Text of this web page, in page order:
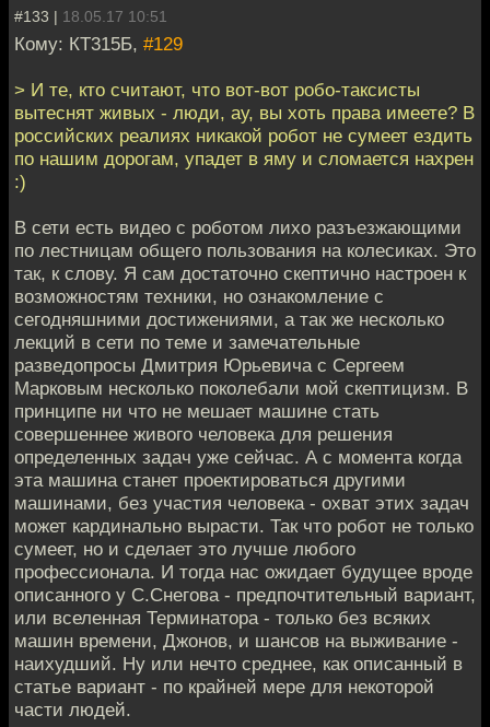
#133 | 18.05.17 10:51
Кому: КТ315Б, #129
> И те, кто считают, что вот-вот робо-таксисты
вытеснят живых - люди, ау, вы хоть права имеете? В
российских реалиях никакой робот не сумеет ездить
по нашим дорогам, упадет в яму и сломается нахрен
:)
В сети есть видео с роботом лихо разъезжающими
по лестницам общего пользования на колесиках. Это
так, к слову. Я сам достаточно скептично настроен к
возможностям техники, но ознакомление с
сегодняшними достижениями, а так же несколько
лекций в сети по теме и замечательные
разведопросы Дмитрия Юрьевича с Сергеем
Марковым несколько поколебали мой скептицизм. В
принципе ни что не мешает машине стать
совершеннее живого человека для решения
определенных задач уже сейчас. А с момента когда
эта машина станет проектироваться другими
машинами, без участия человека - охват этих задач
может кардинально вырасти. Так что робот не только
сумеет, но и сделает это лучше любого
профессионала. И тогда нас ожидает будущее вроде
описанного у С.Снегова - предпочтительный вариант,
или вселенная Терминатора - только без всяких
машин времени, Джонов, и шансов на выживание -
наихудший. Ну или нечто среднее, как описанный в
статье вариант - по крайней мере для некоторой
части людей.